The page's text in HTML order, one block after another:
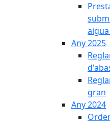
Any 2025
gran
Any 2024